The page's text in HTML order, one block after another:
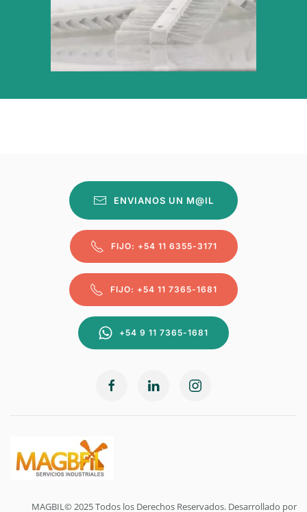
ENVIANOS UN M@IL
FIJO: +54 11 6355-3171
FIJO: +54 11 7365-1681
+54 9 11 7365-1681
MAGBIL© 2025 Todos los Derechos Reservados. Desarrollado por